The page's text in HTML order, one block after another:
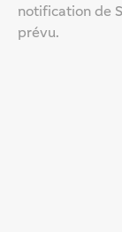
notification de
prévu.